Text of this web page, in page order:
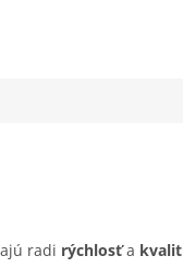
radi rýchlosťa